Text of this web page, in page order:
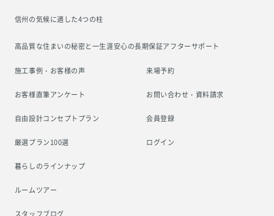
信州の気候に適した4つの柱
高品質な住まいの秘密と一生涯安心の長期保証アフターサポート
施工事例・お客様の声
お客様直筆アンケート
自由設計コンセプトプラン
厳選プラン100選
暮らしのラインナップ
ルームツアー
来場予約
お問い合わせ・資料請求
会員登録
ログイン